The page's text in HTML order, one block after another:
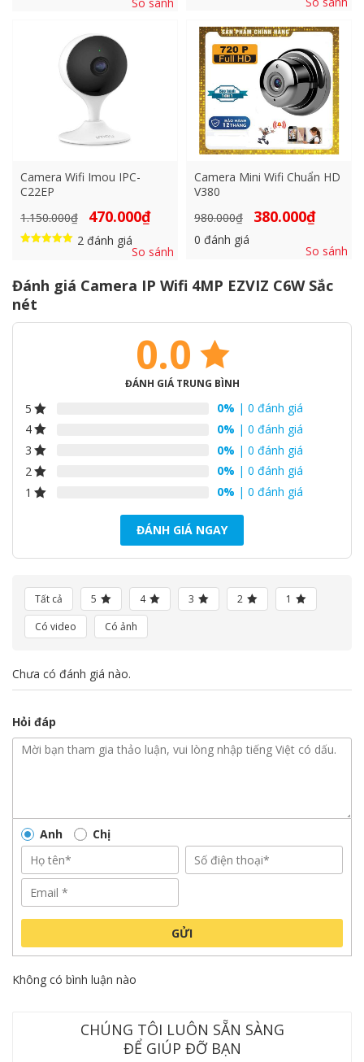
Camera Wifi Imou IPC-
C22EP
1.150.000₫
Giá
gốc
là:
1.150.000₫.
470.000₫Giá
là:
5 sao
2đánh giá
So sánh
Camera Mini Wifi Chuẩn HD
V380
980.000₫
Giá
gốc
380.000₫Giá
là:
0 đánh giá
So sánh
Đánh giá Camera IP Wifi 4MP EZVIZ C6W Sắc
nét
0.0
ĐÁNH GIÁ TRUNG BÌNH
5 0% | 0 đánh giá
4
0% | 0 đánh giá
3
0% | 0 đánh giá
2
0% | 0 đánh giá
1
0% | 0 đánh giá
ĐÁNH GIÁ NGAY
Tất cả 5 4 3 2
1
Có video
Có ảnh
Chưa có đánh giá nào.
Hỏi đáp
Anh Chị
GỬI
Không có bình luận nào
CHÚNG TÔI LUÔN SẴN SÀNG
ĐỂ GIÚP ĐỠ BẠN